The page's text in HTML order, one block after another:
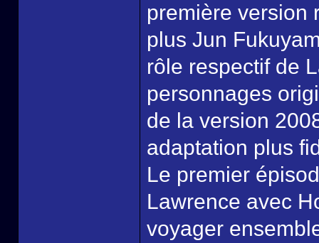
première version
plus Jun
rôle respectif de
personnages
de la version
adaptation plus
Le premier
Lawrence avec
voyager